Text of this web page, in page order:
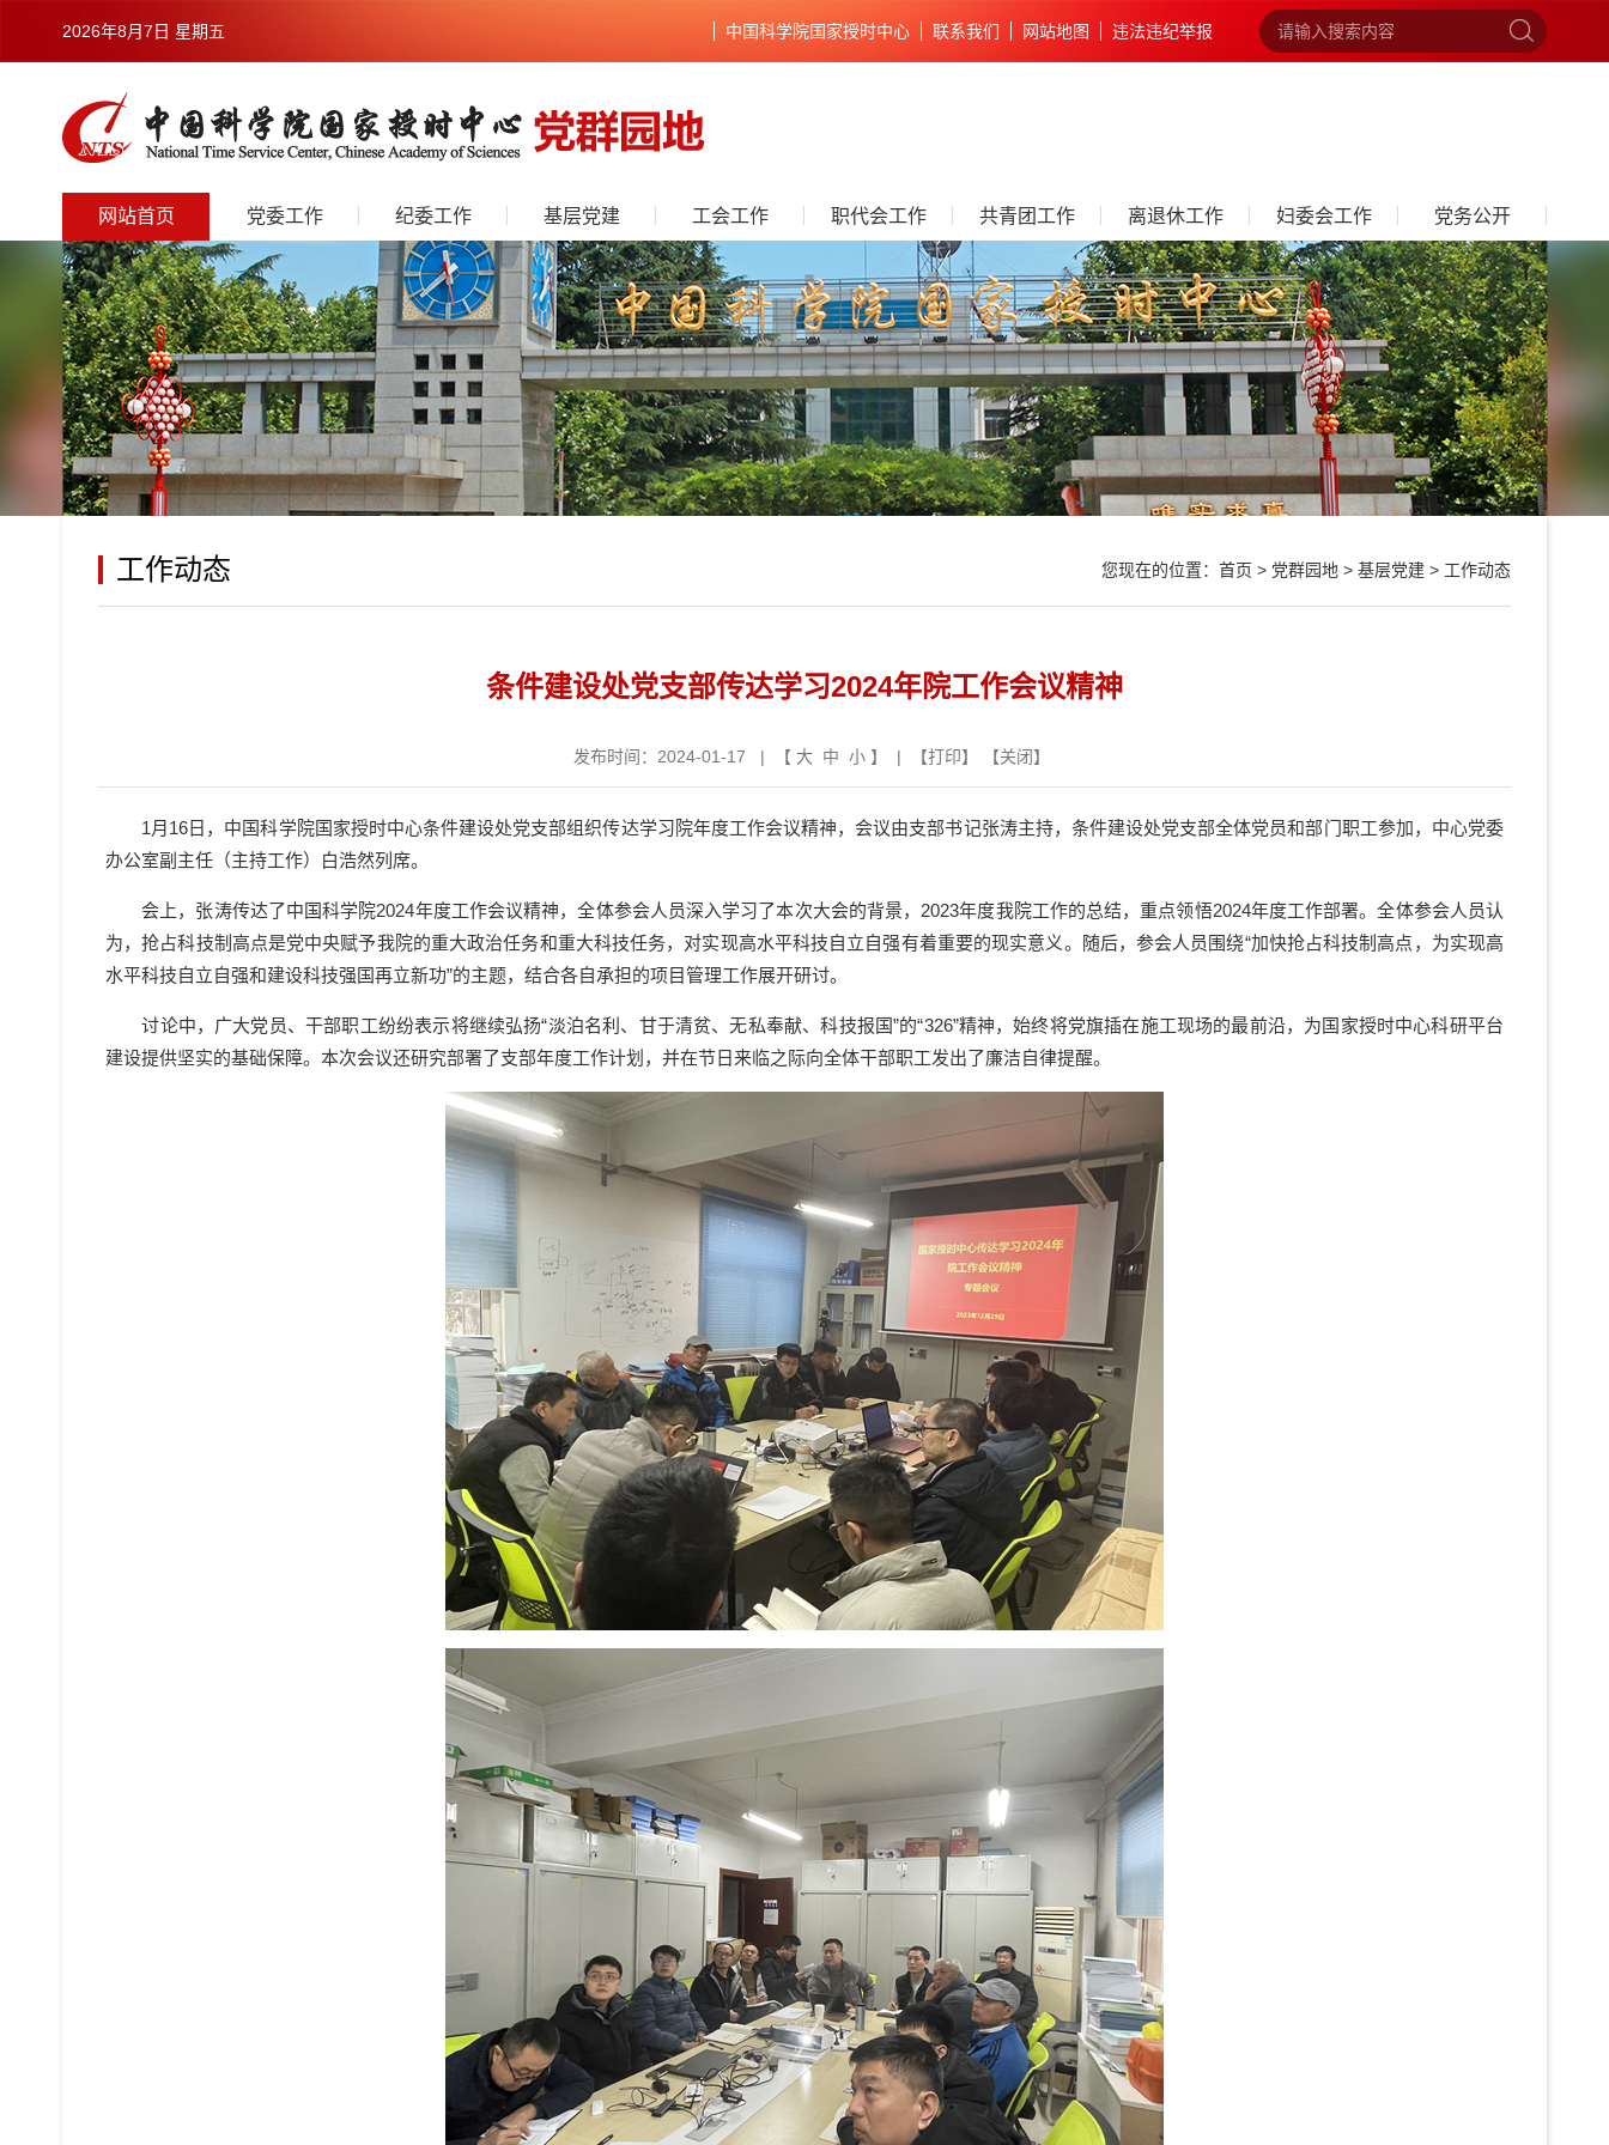
2026年8月7日 星期五 中国科学院国家授时中心 联系我们 网站地图 违法违纪举报
网站首页 党委工作 纪委工作 基层党建 工会工作 职代会工作 共青团工作 离退休工作 妇委会工作 党务公开
工作动态 您现在的位置： 首页 > 党群园地 > 基层党建> 工作动态
条件建设处党支部传达学习2024年院工作会议精神
发布时间：2024-01-17 | 【 大 中 小 】 | 【打印】 【关闭】
1月 16日，中国科学院国家授时中心条件建设处党支部组织传达学习院年度工作会议精神，会议由支部书记张涛主持，条件建设处党支部全体党员和部门职工参加，中心党委
办公室副主任（主持工作）白浩然列席。
会上，张涛传达了中国科学院2024年度工作会议精神，全体参会人员深入学习了本次大会的背景， 2023年度我院工作的总结，重点领悟2024年度工作部署。全体参会人员认
为，抢占科技制高点是党中央赋予我院的重大政治任务和重大科技任务，对实现高水平科技自立自强有着重要的现实意义。 随后，参会人员围绕“加快抢占科技制高点，为实现高
水平科技自立自强和建设科技强国再立新功”的主题，结合各自承担的项目管理工作展开研讨。
讨论中，广大党员、干部职工纷纷表示将继续弘扬“淡泊名利、甘于清贫、无私奉献、科技报国”的“326”精神，始终将党旗插在施工现场的最前沿，为国家授时中心科研平台
建设提供坚实的基础保障。本次会议还研究部署了支部年度工作计划，并在节日来临之际向全体干部职工发出了廉洁自律提醒。